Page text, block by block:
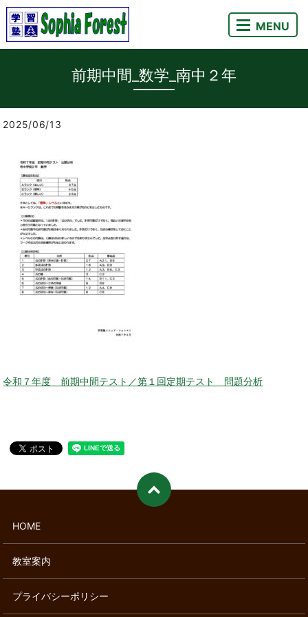
MENU
前期中間_数学_南中２年
2025/06/13
令和７年度 前期中間テスト／第１回定期テスト 問題分析
HOME
教室案内
プライバシーポリシー